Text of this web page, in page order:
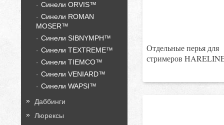
Синели ORVIS™
Синели ROMAN
MOSER™
Синели SIBNYMPH™
Синели TEXTREME™
Синели TIEMCO™
Синели VENIARD™
Синели WAPSI™
Даббинги
Люрексы
Отдельные перья для
стримеров